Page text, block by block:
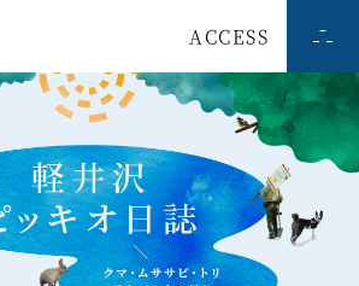
ACCESS